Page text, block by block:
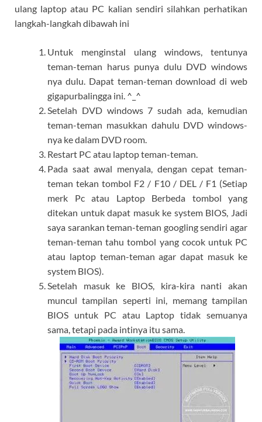
ulang laptop atau PC kalian sendiri silahkan perhatikan
langkah-langkah dibawah ini
Untuk menginstal ulang windows, tentunya
teman-teman harus punya dulu DVD windows
nya dulu. Dapat teman-teman download di web
gigapurbalingga ini. ^_^
Setelah DVD windows 7 sudah ada, kemudian
teman-teman masukkan dahulu DVD windows-
nya ke dalam DVD room.
Restart PC atau laptop teman-teman.
Pada saat awal menyala, dengan cepat teman-
teman tekan tombol F2 / F10 / DEL / F1 (Setiap
merk Pc atau Laptop Berbeda tombol yang
ditekan untuk dapat masuk ke system BIOS, Jadi
saya sarankan teman-teman googling sendiri agar
teman-teman tahu tombol yang cocok untuk PC
atau laptop teman-teman agar dapat masuk ke
system BIOS).
Setelah masuk ke BIOS, kira-kira nanti akan
muncul tampilan seperti ini, memang tampilan
BIOS untuk PC atau Laptop tidak semuanya
sama, tetapi pada intinya itu sama.